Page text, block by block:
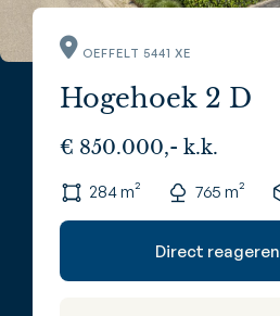
OEFFELT 5441 XE
Hogehoek 2 D
€ 850.000,- k.k.
284 m² 765 m²
Direct reageren